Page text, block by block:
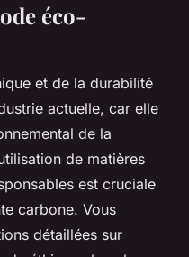
éco-
et de la durabilité
actuelle, car elle
de la
de matières
est cruciale
carbone. Vous
détaillées sur